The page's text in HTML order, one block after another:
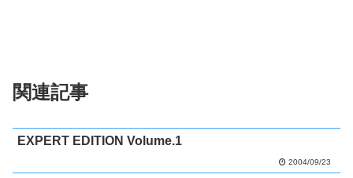
関連記事
EXPERT EDITION Volume.1
2004/09/23